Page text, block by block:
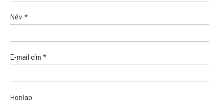
Név *
E-mail cím *